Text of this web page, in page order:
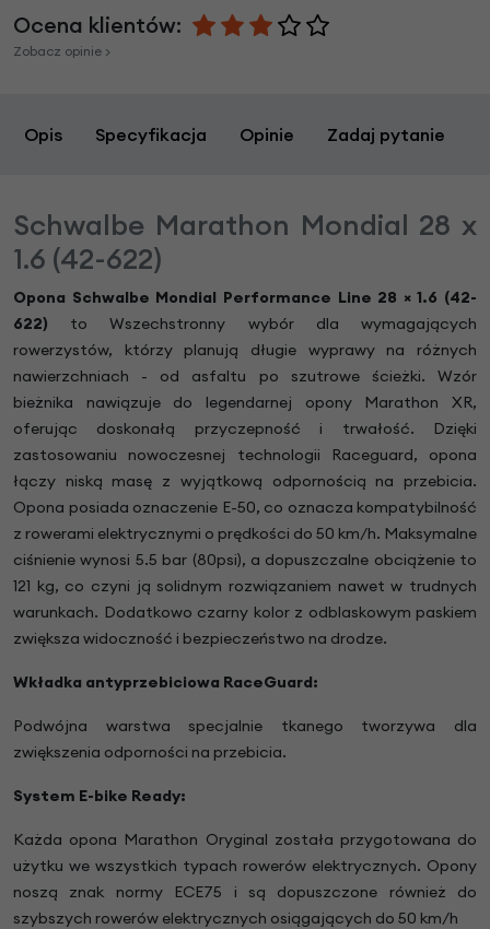
Ocena klientów:
Zobacz opinie >
Opis Specyfikacja Opinie Zadaj pytanie
Schwalbe Marathon Mondial 28 x
1.6 (42-622)
Opona Schwalbe Mondial Performance Line 28 ×1.6 (42-
622) to Wszechstronny wybór dla wymagających
rowerzystów, którzy planują długie wyprawy na różnych
nawierzchniach - od asfaltu po szutrowe ścieżki. Wzór
bieżnika nawiązuje do legendarnej opony Marathon XR,
oferując doskonałą przyczepność i trwałość. Dzięki
zastosowaniu nowoczesnej technologii Raceguard, opona
łączy niską masę z wyjątkową odpornością na przebicia.
Opona posiada oznaczenie E-50, co oznacza kompatybilność
z rowerami elektrycznymi o prędkości do 50 km/h. Maksymalne
ciśnienie wynosi 5.5 bar (80psi), a dopuszczalne obciążenie to
121 kg, co czyni ją solidnym rozwiązaniem nawet w trudnych
warunkach. Dodatkowo czarny kolor z odblaskowym paskiem
zwiększa widoczność i bezpieczeństwo na drodze.
Wkładka antyprzebiciowa RaceGuard:
Podwójna warstwa specjalnie tkanego tworzywa dla
zwiększenia odporności na przebicia.
System E-bike Ready:
Każda opona Marathon Oryginal została przygotowana do
użytku we wszystkich typach rowerów elektrycznych. Opony
noszą znak normy ECE75 i są dopuszczone również do
szybszych rowerów elektrycznych osiągających do 50 km/h